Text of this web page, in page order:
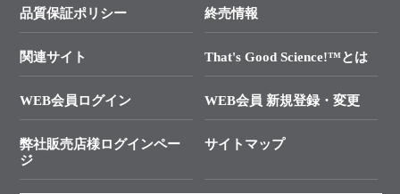
技術セミナーのご案内
タカラバイオ発表文献
SMARTer NGSポータルサイト
プライマー設計
制限酵素切断サイトの検索
ユーザーズボイス集
├ 実験コンシェルジュ
├ 受託サービスお問い合わせ
資料請求 機器関連
資料請求 受託関連
品質保証ポリシー 終売情報
関連サイト That's Good Science!™とは
WEB会員ログイン WEB会員 新規登録・変更
弊社販売店様ログインペー
ジ
サイトマップ